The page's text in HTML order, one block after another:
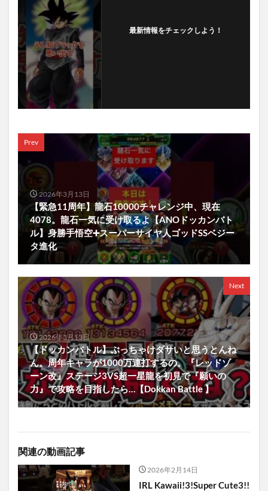
最新情報をチェックしよう！
Prev
2026年3月13日
【緊急11周年】龍石10000チャレンジ中、現在
4078。龍石一気に受け取るよ【ANOドッカンバト
ル】身勝手悟空➕スーパーサイヤ人ゴッドSSベジー
タ進化
Next
2026年3月13日
【ドッカンバトル】ぶっちゃけダサいと思うとんね
ん。周年キャラが1000万連打するの。『レッドゾ
ーン改』ステージ3VS超一星龍を初見で『願いの
力』で攻略を目指したら…【Dokkan Battle 】
関連の動画記事
2026年2月14日
IRL Kawaii!3!Super Cute3!!